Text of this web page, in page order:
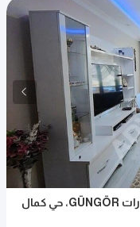
دوبلكس 3+2 للبيع في مبنى جديد من عقارات GÜNGÖR، حي كمال